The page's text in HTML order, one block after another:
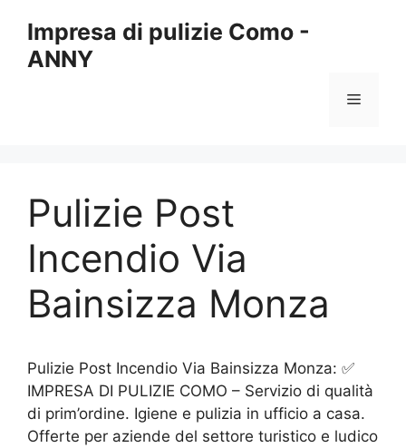
contenuto
Impresa di pulizie Como -
ANNY
Menu
Pulizie Post
Incendio Via
Bainsizza Monza
Pulizie Post Incendio Via Bainsizza Monza: ✅
IMPRESA DI PULIZIE COMO – Servizio di qualità
di prim’ordine. Igiene e pulizia in ufficio a casa.
Offerte per aziende del settore turistico e ludico